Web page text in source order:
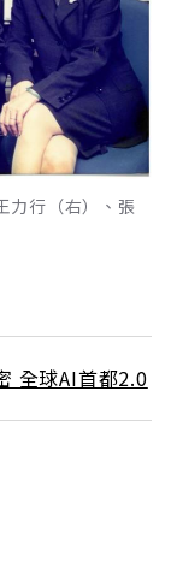
力行（右）、張
全球AI首都2.0